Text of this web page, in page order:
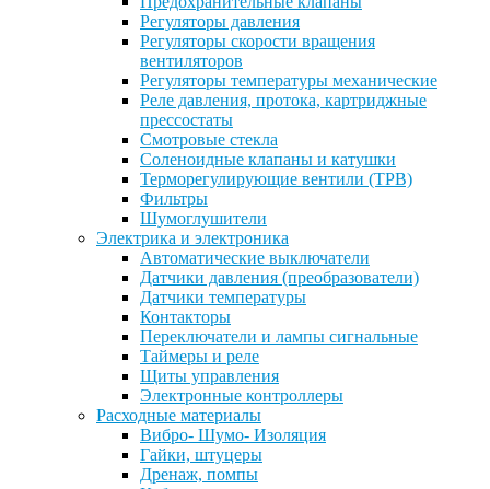
Регуляторы давления
Регуляторы скорости вращения
вентиляторов
Регуляторы температуры механические
Реле давления, протока, картриджные
прессостаты
Смотровые стекла
Соленоидные клапаны и катушки
Терморегулирующие вентили (ТРВ)
Фильтры
Шумоглушители
Электрика и электроника
Автоматические выключатели
Датчики давления (преобразователи)
Датчики температуры
Контакторы
Переключатели и лампы сигнальные
Таймеры и реле
Щиты управления
Электронные контроллеры
Расходные материалы
Вибро- Шумо- Изоляция
Гайки, штуцеры
Дренаж, помпы